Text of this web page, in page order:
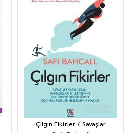
Çılgın Fikirler / Savaşlar